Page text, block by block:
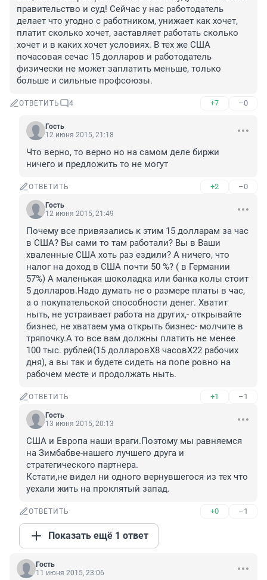
правительство и суд! Сейчас у нас работодатель
делает что угодно с работником, унижает как хочет,
платит сколько хочет, заставляет работать сколько
хочет и в каких хочет условиях. В тех же США
почасовая сечас 15 долларов и работодатель
физически не может заплатить меньше, только
больше и сильные профсоюзы.
ОТВЕТИТЬ 4 +7 –0
Гость
12 июня 2015, 21:18
Что верно, то верно но на самом деле биржи
ничего и предложить то не могут
ОТВЕТИТЬ +2 –0
Гость
12 июня 2015, 21:49
Почему все привязались к этим 15 долларам за час
в США? Вы сами то там работали? Вы в Ваши
хваленные США хоть раз ездили? А ничего, что
налог на доход в США почти 50 %? ( в Германии
57%) А маленькая шоколадка или банка колы стоит
5 долларов.Надо думать не о размере платы в час,
а о покупательской способности денег. Хватит
ныть, не устраивает работа на других,- открывайте
бизнес, не хватаем ума открыть бизнес- молчите в
тряпочку.А то все вам должны платить не менее
100 тыс. рублей(15 долларовХ8 часовХ22 рабочих
дня), а вы так и будете сидеть на попе ровно на
рабочем месте и продолжать ныть.
ОТВЕТИТЬ +1 –1
Гость
13 июня 2015, 20:13
США и Европа наши враги.Поэтому мы равняемся
на Зимбабве-нашего лучшего друга и
стратегического партнера.
Кстати,не видел ни одного вернувшегося из тех что
уехали жить на проклятый запад.
ОТВЕТИТЬ +0 –1
Показать ещё 1 ответ
Гость
11 июня 2015, 23:06